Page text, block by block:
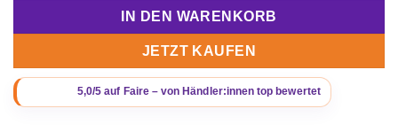
IN DEN WARENKORB
JETZT KAUFEN